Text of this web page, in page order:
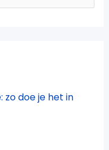
zo doe je het in